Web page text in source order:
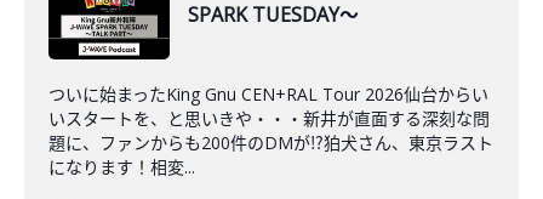
SPARK TUESDAY～
ついに始まったKing Gnu CEN+RAL Tour 2026仙台からい
いスタートを、と思いきや・・・新井が直面する深刻な問
題に、ファンからも200件のDMが⁉狛犬さん、東京ラスト
になります！相変...